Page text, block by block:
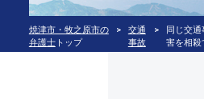
焼津市・牧之原市の
弁護士トップ
交通
事故
同じ交
害を相殺